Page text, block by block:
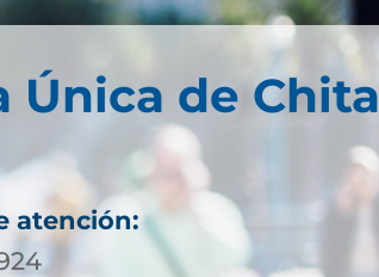
Única de Chita
atención: